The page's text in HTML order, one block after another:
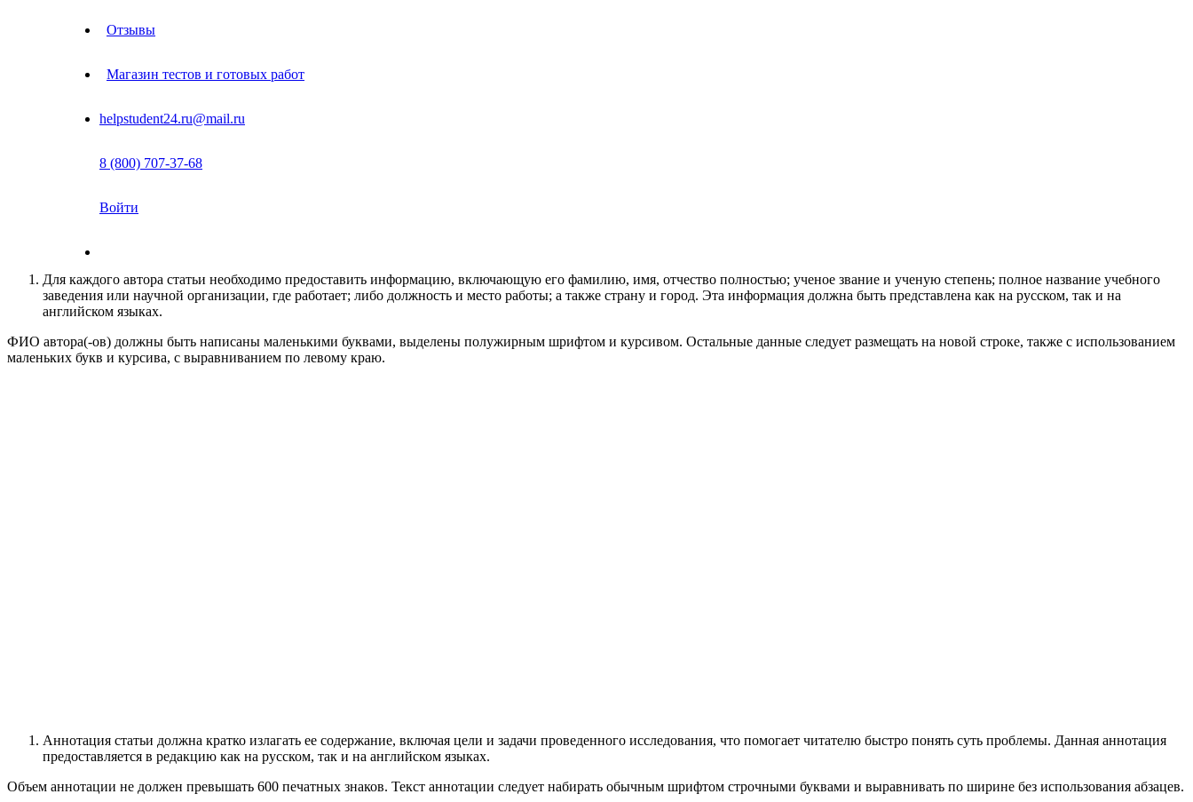
Отзывы
Магазин тестов и готовых работ
helpstudent24.ru@mail.ru
8 (800) 707-37-68
Войти
Для каждого автора статьи необходимо предоставить информацию, включающую его фамилию, имя, отчество полностью; ученое звание и ученую степень; полное название учебного
заведения или научной организации, где работает; либо должность и место работы; а также страну и город. Эта информация должна быть представлена как на русском, так и на
английском языках.
ФИО автора(-ов) должны быть написаны маленькими буквами, выделены полужирным шрифтом и курсивом. Остальные данные следует размещать на новой строке, также с использованием
маленьких букв и курсива, с выравниванием по левому краю.
Аннотация статьи должна кратко излагать ее содержание, включая цели и задачи проведенного исследования, что помогает читателю быстро понять суть проблемы. Данная аннотация
предоставляется в редакцию как на русском, так и на английском языках.
Объем аннотации не должен превышать 600 печатных знаков. Текст аннотации следует набирать обычным шрифтом строчными буквами и выравнивать по ширине без использования абзацев.